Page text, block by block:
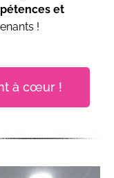
et
!
à cœur !